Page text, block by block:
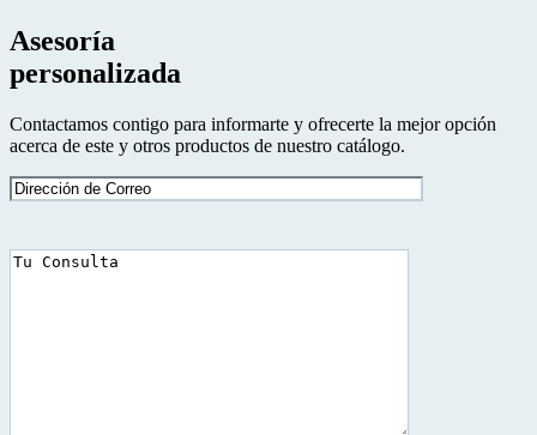
Asesoría
personalizada
Contactamos contigo para informarte y ofrecerte la mejor opción
acerca de este y otros productos de nuestro catálogo.